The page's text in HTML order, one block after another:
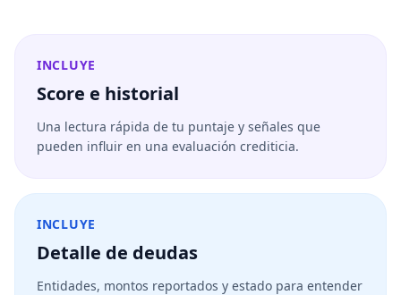
INCLUYE
Score e historial
Una lectura rápida de tu puntaje y señales que
pueden influir en una evaluación crediticia.
INCLUYE
Detalle de deudas
Entidades, montos reportados y estado para entender